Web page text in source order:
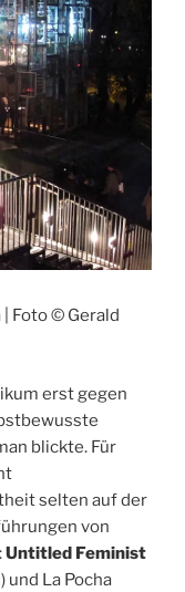
Foto © Gerald
erst gegen
blickte. Für
selten auf der
von
Untitled Feminist
und La Pocha